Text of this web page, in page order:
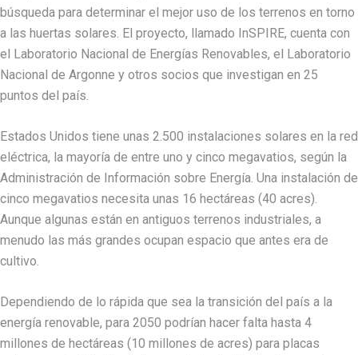
búsqueda para determinar el mejor uso de los terrenos en torno
a las huertas solares. El proyecto, llamado InSPIRE, cuenta con
el Laboratorio Nacional de Energías Renovables, el Laboratorio
Nacional de Argonne y otros socios que investigan en 25
puntos del país.
Estados Unidos tiene unas 2.500 instalaciones solares en la red
eléctrica, la mayoría de entre uno y cinco megavatios, según la
Administración de Información sobre Energía. Una instalación de
cinco megavatios necesita unas 16 hectáreas (40 acres).
Aunque algunas están en antiguos terrenos industriales, a
menudo las más grandes ocupan espacio que antes era de
cultivo.
Dependiendo de lo rápida que sea la transición del país a la
energía renovable, para 2050 podrían hacer falta hasta 4
millones de hectáreas (10 millones de acres) para placas